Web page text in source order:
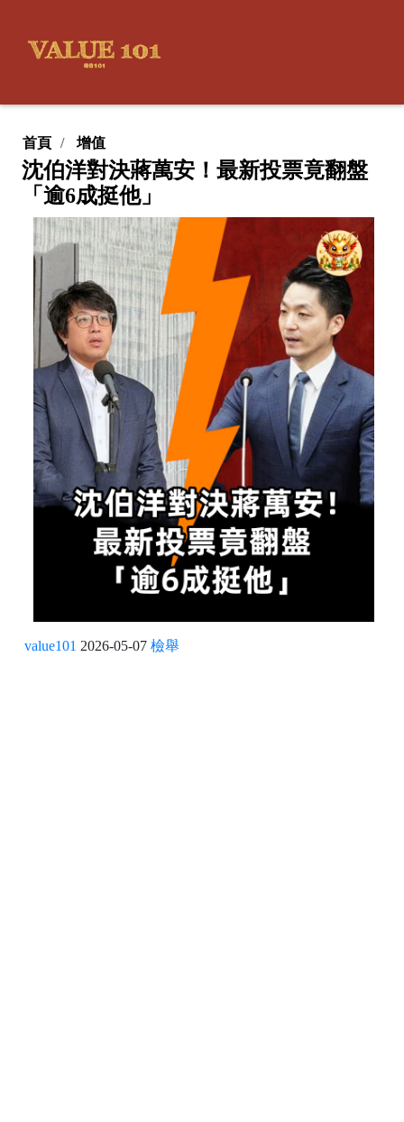
首頁 增值
沈伯洋對決蔣萬安！最新投票竟翻盤
「逾6成挺他」
value101 2026-05-07 檢舉